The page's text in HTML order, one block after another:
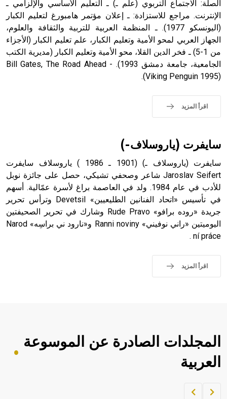
اقرأ المزيد
سايفرت (ياروسلاف-)
سايفرت (ياروسلاف ـ) (1901 ـ 1986 ) ياروسلاف سايفرت
Jaroslav Seifert شاعر وصحفي تشيكي، حصل على جائزة نوبل
للأدب في عام 1984. ولد في العاصمة براغ لأسرة عمّالية. أسهم
في تأسيس «اتحاد الفنانين الطليعيين» Devetsil وترأس تحرير
جريدة «روده برافو» Rude Pravo وشارك في تحرير الصحيفتين
اليوميتين «راني نوفيني» Ranni noviny و«نارود ني براسِه» Narod
ní práce .
اقرأ المزيد
المجلدات الصادرة عن الموسوعة
العربية